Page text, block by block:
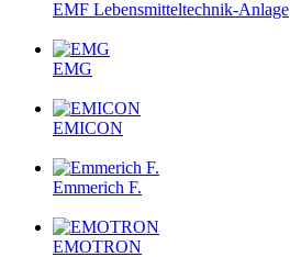
EMF Lebensmitteltechnik-Anlage
EMG
EMICON
Emmerich F.
EMOTRON